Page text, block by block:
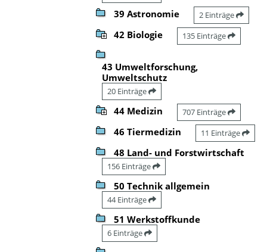
39 Astronomie 2 Einträge
42 Biologie 135 Einträge
43 Umweltforschung,
Umweltschutz
20 Einträge
44 Medizin 707 Einträge
46 Tiermedizin 11 Einträge
48 Land- und Forstwirtschaft
156 Einträge
50 Technik allgemein
44 Einträge
51 Werkstoffkunde
6 Einträge